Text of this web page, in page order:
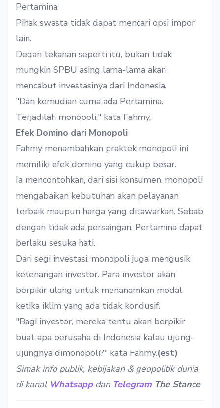
Pertamina.
Pihak swasta tidak dapat mencari opsi impor
lain.
Degan tekanan seperti itu, bukan tidak
mungkin SPBU asing lama-lama akan
mencabut investasinya dari Indonesia.
"Dan kemudian cuma ada Pertamina.
Terjadilah monopoli," kata Fahmy.
Efek Domino dari Monopoli
Fahmy menambahkan praktek monopoli ini
memiliki efek domino yang cukup besar.
Ia mencontohkan, dari sisi konsumen, monopoli
mengabaikan kebutuhan akan pelayanan
terbaik maupun harga yang ditawarkan. Sebab
dengan tidak ada persaingan, Pertamina dapat
berlaku sesuka hati.
Dari segi investasi, monopoli juga mengusik
ketenangan investor. Para investor akan
berpikir ulang untuk menanamkan modal
ketika iklim yang ada tidak kondusif.
"Bagi investor, mereka tentu akan berpikir
buat apa berusaha di Indonesia kalau ujung-
ujungnya dimonopoli?" kata Fahmy.(est)
Simak info publik, kebijakan & geopolitik dunia
di kanal Whatsapp dan Telegram The Stance